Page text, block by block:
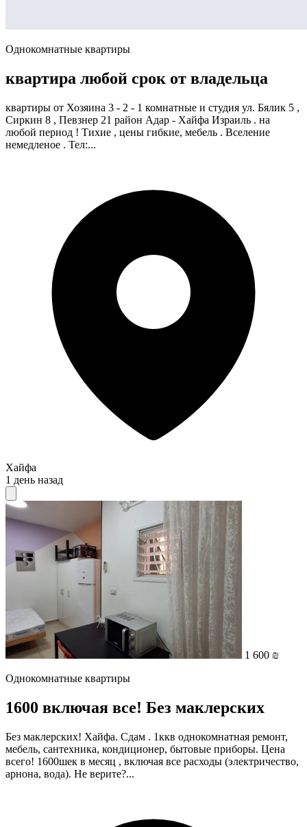
Однокомнатные квартиры
квартира любой срок от владельца
квартиры от Хозяина 3 - 2 - 1 комнатные и студия ул. Бялик 5 ,
Сиркин 8 , Певзнер 21 район Адар - Хайфа Израиль . на
любой период ! Тихие , цены гибкие, мебель . Вселение
немедленое . Тел:...
Хайфа
1 день назад
1 600 ₪
Однокомнатные квартиры
1600 включая все! Без маклерских
Без маклерских! Хайфа. Сдам . 1ккв однокомнатная ремонт,
мебель, сантехника, кондиционер, бытовые приборы. Цена
всего! 1600шек в месяц , включая все расходы (электричество,
арнона, вода). Не верите?...